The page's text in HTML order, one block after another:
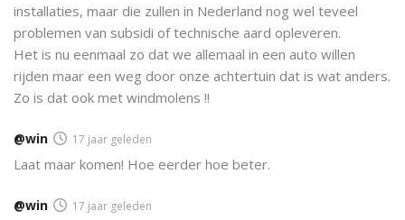
installaties, maar die zullen in Nederland nog wel teveel
problemen van subsidi of technische aard opleveren.
Het is nu eenmaal zo dat we allemaal in een auto willen
rijden maar een weg door onze achtertuin dat is wat anders.
Zo is dat ook met windmolens !!
@win 17 jaar geleden
Laat maar komen! Hoe eerder hoe beter.
@win 17 jaar geleden